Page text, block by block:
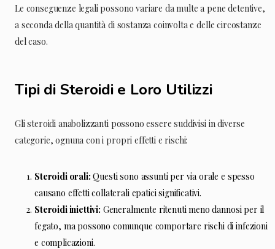
Le conseguenze legali possono variare da multe a pene detentive,
a seconda della quantità di sostanza coinvolta e delle circostanze
del caso.
Tipi di Steroidi e Loro Utilizzi
Gli steroidi anabolizzanti possono essere suddivisi in diverse
categorie, ognuna con i propri effetti e rischi:
Steroidi orali: Questi sono assunti per via orale e spesso
causano effetti collaterali epatici significativi.
Steroidi iniettivi: Generalmente ritenuti meno dannosi per il
fegato, ma possono comunque comportare rischi di infezioni
e complicazioni.